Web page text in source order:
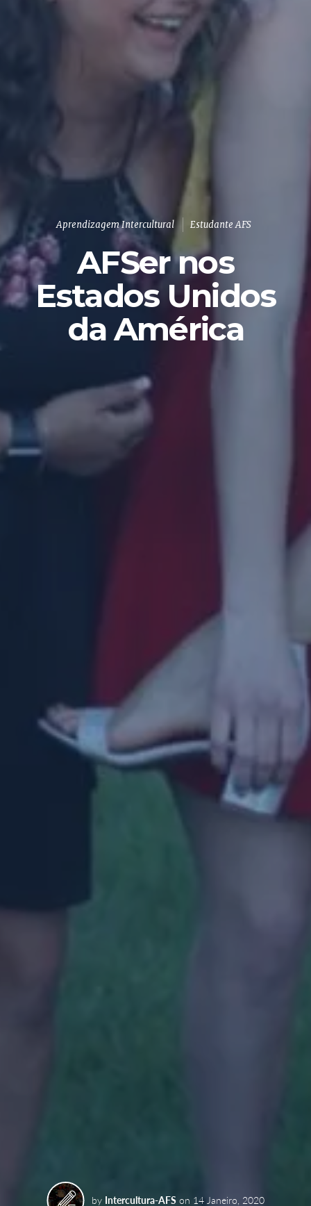
Aprendizagem Intercultural Estudante AFS
AFSer nos
Estados Unidos
da América
by Intercultura-AFS on 14 Janeiro, 2020